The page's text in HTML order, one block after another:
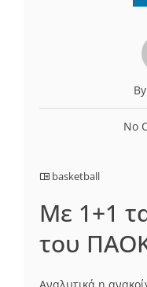
No
basketball
Με 1+1
του
Αναλυτικά η